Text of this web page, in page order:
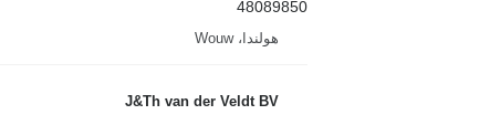
48089850
هولندا، Wouw
J&Th van der Veldt BV